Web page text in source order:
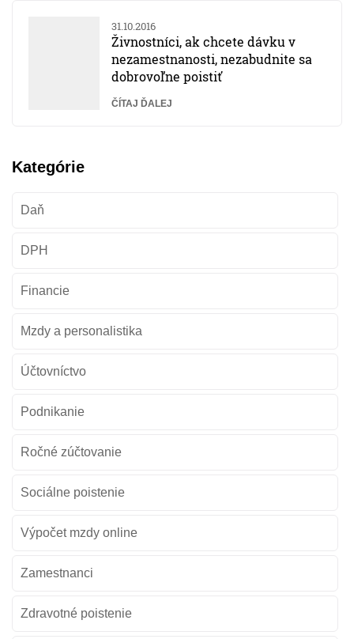
31.10.2016
Živnostníci, ak chcete dávku v
nezamestnanosti, nezabudnite sa
dobrovoľne poistiť
ČÍTAJ ĎALEJ
Kategórie
Daň
DPH
Financie
Mzdy a personalistika
Účtovníctvo
Podnikanie
Ročné zúčtovanie
Sociálne poistenie
Výpočet mzdy online
Zamestnanci
Zdravotné poistenie